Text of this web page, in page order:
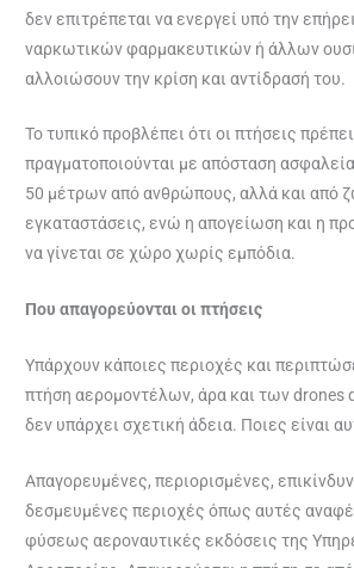
δεν επιτρέπεται να ενεργεί υπό την
ναρκωτικών φαρμακευτικών ή άλλων
αλλοιώσουν την κρίση και αντίδρασή του.
Το τυπικό προβλέπει ότι οι πτήσεις
πραγματοποιούνται με απόσταση
50 μέτρων από ανθρώπους, αλλά και από
εγκαταστάσεις, ενώ η απογείωση και η
να γίνεται σε χώρο χωρίς εμπόδια.
Που απαγορεύονται οι πτήσεις
Υπάρχουν κάποιες περιοχές και
πτήση αερομοντέλων, άρα και των drones
δεν υπάρχει σχετική άδεια. Ποιες είναι
Απαγορευμένες, περιορισμένες,
δεσμευμένες περιοχές όπως αυτές
φύσεως αεροναυτικές εκδόσεις της